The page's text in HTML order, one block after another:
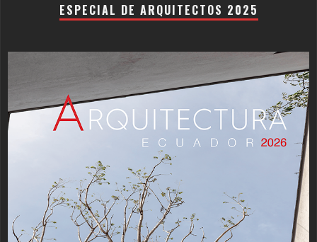
ESPECIAL DE ARQUITECTOS 2025